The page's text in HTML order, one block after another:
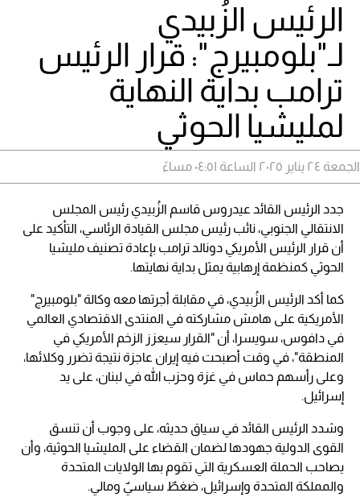
الرئيس الزُبيدي
لـ"بلومبيرج": قرار الرئيس
ترامب بداية النهاية
لمليشيا الحوثي
الجمعة ٢٤ يناير ٢٠٢٥ الساعة ٠٤:٥١ مساءً
جدد الرئيس القائد عيدروس قاسم الزُبيدي رئيس المجلس
الانتقالي الجنوبي، نائب رئيس مجلس القيادة الرئاسي، التأكيد على
أن قرار الرئيس الأمريكي دونالد ترامب بإعادة تصنيف مليشيا
الحوثي كمنظمة إرهابية يمثل بداية نهايتها.
كما أكد الرئيس الزُبيدي، في مقابلة أجرتها معه وكالة "بلومبيرج"
الأمريكية على هامش مشاركته في المنتدى الاقتصادي العالمي
في دافوس، سويسرا، أن "القرار سيعزز الزخم الأمريكي في
المنطقة"، في وقت أصبحت فيه إيران عاجزة نتيجة تضرر وكلائها،
وعلى رأسهم حماس في غزة وحزب الله في لبنان، على يد
إسرائيل.
وشدد الرئيس القائد في سياق حديثه، على وجوب أن تنسق
القوى الدولية جهودها لضمان القضاء على المليشيا الحوثية، وأن
يصاحب الحملة العسكرية التي تقوم بها الولايات المتحدة
والمملكة المتحدة وإسرائيل، ضغطٌ سياسيٌ ومالي.